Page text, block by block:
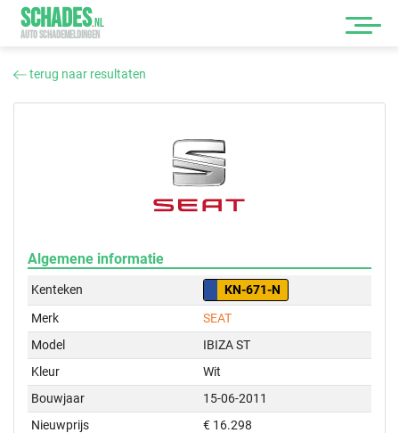
SCHADES.NL
AUTO SCHADEMELDINGEN
terug naar resultaten
Algemene informatie
Kenteken
KN-671-N
Merk
SEAT
Model
IBIZA ST
Kleur
Wit
Bouwjaar
15-06-2011
Nieuwprijs
€ 16.298